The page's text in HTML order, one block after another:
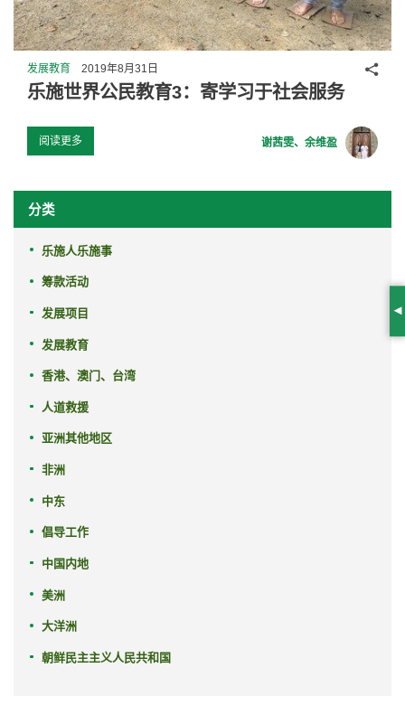
发展教育 2019年8月31日
乐施世界公民教育3：寄学习于社会服务
阅读更多 谢茜雯、余维盈
分享
分类
乐施人乐施事
筹款活动
发展项目
发展教育
香港、澳门、台湾
人道救援
亚洲其他地区
非洲
中东
倡导工作
中国内地
美洲
大洋洲
朝鲜民主主义人民共和国